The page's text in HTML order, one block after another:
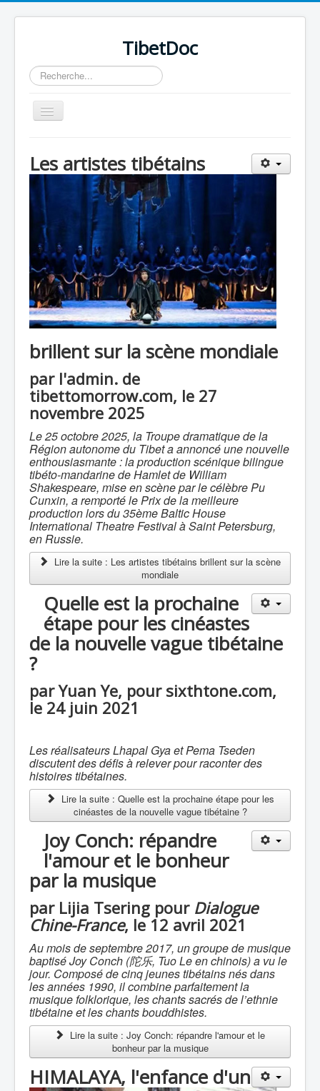
TibetDoc
Rechercher
Basculer
la
Les artistes tibétains
brillent sur la scène mondiale
par l'admin. de
tibettomorrow.com, le 27
novembre 2025
Le 25 octobre 2025, la Troupe dramatique de la
Région autonome du Tibet a annoncé une nouvelle
enthousiasmante : la production scénique bilingue
tibéto-mandarine deHamletde William
Shakespeare, mise en scène par le célèbre Pu
Cunxin, a remporté le Prix de la meilleure
production lors du 35ème Baltic House
International Theatre Festival à Saint Petersburg,
en Russie.
Lire la suite : Les artistes tibétains brillent sur la scène
mondiale
Quelle est la prochaine
étape pour les cinéastes
de la nouvelle vague tibétaine
?
par Yuan Ye, pour sixthtone.com,
le 24 juin 2021
Les réalisateurs Lhapal Gya et Pema Tseden
discutent des défis à relever pour raconter des
histoires tibétaines.
Lire la suite : Quelle est la prochaine étape pour les
cinéastes de la nouvelle vague tibétaine ?
Joy Conch: répandre
l'amour et le bonheur
par la musique
par Lijia Tsering pour Dialogue
Chine-France, le 12 avril 2021
Au mois de septembre 2017, un groupe de musique
baptisé Joy Conch (陀乐, Tuo Le en chinois) a vu le
jour. Composé de cinq jeunes tibétains nés dans
les années 1990, il combine parfaitement la
musique folklorique, les chants sacrés de l’ethnie
tibétaine et les chants bouddhistes.
Lire la suite : Joy Conch: répandre l'amour et le
bonheur par la musique
HIMALAYA, l'enfance d'un